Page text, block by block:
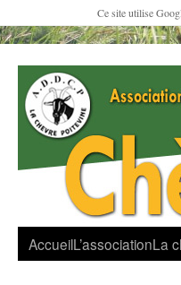
Ce site utilise
AccueilL’associationLa